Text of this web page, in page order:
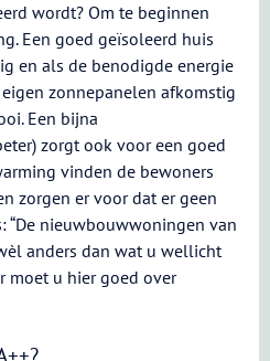
wordt? Om te beginnen
Een goed geïsoleerd huis
en als de benodigde energie
zonnepanelen afkomstig
Een bijna
zorgt ook voor een goed
vinden de bewoners
zorgen er voor dat er geen
“De nieuwbouwwoningen van
anders dan wat u wellicht
moet u hier goed over